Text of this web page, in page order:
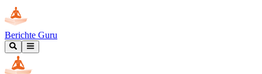
Berichte Guru